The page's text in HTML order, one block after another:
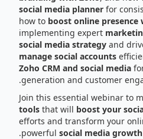
social media planner for
how to boost online presence
implementing expert
social media strategy and
manage social accounts
Zoho CRM and social media
generation and customer
Join this essential webinar to
tools that will boost your
efforts and transform your
powerful social media
.